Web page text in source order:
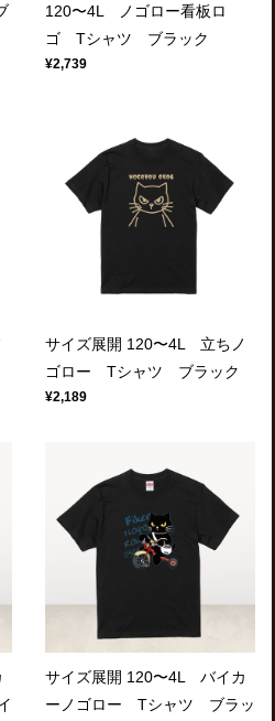
120〜4L ノゴロー看板ロ
ゴ Tシャツ ブラック
¥2,739
サイズ展開 120〜4L 立ちノ
ゴロー Tシャツ ブラック
¥2,189
サイズ展開 120〜4L バイカ
ーノゴロー Tシャツ ブラッ